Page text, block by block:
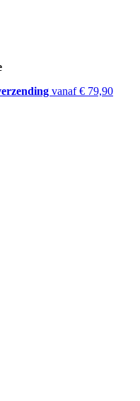
vanaf € 79,90